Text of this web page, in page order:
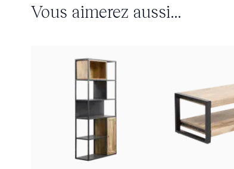
Vous aimerez aussi...